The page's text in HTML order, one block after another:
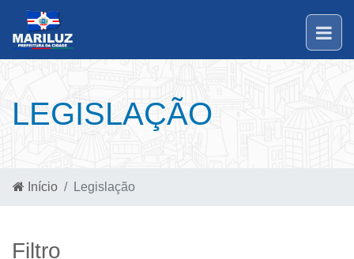
LEGISLAÇÃO
Início Legislação
Filtro